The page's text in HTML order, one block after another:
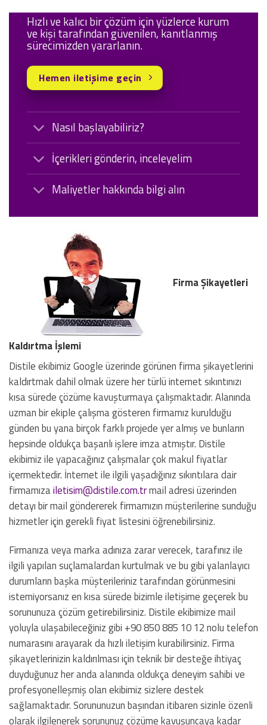
Nasıl başlayabiliriz?
İçerikleri gönderin, inceleyelim
Maliyetler hakkında bilgi alın
Hızlı ve kalıcı bir çözüm için yüzlerce kurum
ve kişi tarafından güvenilen, kanıtlanmış
sürecimizden yararlanın.
Hemen iletişime geçin
Firma Şikayetleri
Kaldırtma İşlemi
Distile ekibimiz Google üzerinde görünen firma şikayetlerini
kaldırtmak dahil olmak üzere her türlü internet sıkıntınızı
kısa sürede çözüme kavuşturmaya çalışmaktadır. Alanında
uzman bir ekiple çalışma gösteren firmamız kurulduğu
günden bu yana birçok farklı projede yer almış ve bunların
hepsinde oldukça başarılı işlere imza atmıştır. Distile
ekibimiz ile yapacağınız çalışmalar çok makul fiyatlar
içermektedir. İnternet ile ilgili yaşadığınız sıkıntılara dair
firmamızailetisim@distile.com.trmail adresi üzerinden
detayı bir mail göndererek firmamızın müşterilerine sunduğu
hizmetler için gerekli fiyat listesini öğrenebilirsiniz.
Firmanıza veya marka adınıza zarar verecek, tarafınız ile
ilgili yapılan suçlamalardan kurtulmak ve bu gibi yalanlayıcı
durumların başka müşterileriniz tarafından görünmesini
istemiyorsanız en kısa sürede bizimle iletişime geçerek bu
sorununuza çözüm getirebilirsiniz. Distile ekibimize mail
yoluyla ulaşabileceğiniz gibi +90 850 885 10 12 nolu telefon
numarasını arayarak da hızlı iletişim kurabilirsiniz. Firma
şikayetlerinizin kaldırılması için teknik bir desteğe ihtiyaç
duyduğunuz her anda alanında oldukça deneyim sahibi ve
profesyonelleşmiş olan ekibimiz sizlere destek
sağlamaktadır. Sorununuzun başından itibaren sizinle özenli
olarak ilgilenerek sorununuz çözüme kavuşuncaya kadar